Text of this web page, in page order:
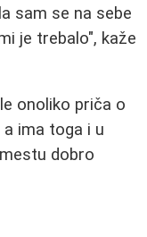
sam se na sebe
je trebalo", kaže
onoliko priča o
ima toga i u
dobro